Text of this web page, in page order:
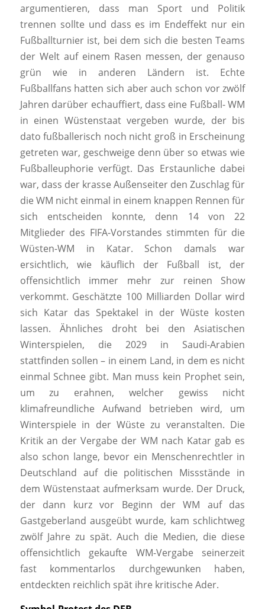
argumentieren, dass man Sport und Politik
trennen sollte und dass es im Endeffekt nur ein
Fußballturnier ist, bei dem sich die besten Teams
der Welt auf einem Rasen messen, der genauso
grün wie in anderen Ländern ist. Echte
Fußballfans hatten sich aber auch schon vor zwölf
Jahren darüber echauffiert, dass eine Fußball- WM
in einen Wüstenstaat vergeben wurde, der bis
dato fußballerisch noch nicht groß in Erscheinung
getreten war, geschweige denn über so etwas wie
Fußballeuphorie verfügt. Das Erstaunliche dabei
war, dass der krasse Außenseiter den Zuschlag für
die WM nicht einmal in einem knappen Rennen für
sich entscheiden konnte, denn 14 von 22
Mitglieder des FIFA-Vorstandes stimmten für die
Wüsten-WM in Katar. Schon damals war
ersichtlich, wie käuflich der Fußball ist, der
offensichtlich immer mehr zur reinen Show
verkommt. Geschätzte 100 Milliarden Dollar wird
sich Katar das Spektakel in der Wüste kosten
lassen. Ähnliches droht bei den Asiatischen
Winterspielen, die 2029 in Saudi-Arabien
stattfinden sollen – in einem Land, in dem es nicht
einmal Schnee gibt. Man muss kein Prophet sein,
um zu erahnen, welcher gewiss nicht
klimafreundliche Aufwand betrieben wird, um
Winterspiele in der Wüste zu veranstalten. Die
Kritik an der Vergabe der WM nach Katar gab es
also schon lange, bevor ein Menschenrechtler in
Deutschland auf die politischen Missstände in
dem Wüstenstaat aufmerksam wurde. Der Druck,
der dann kurz vor Beginn der WM auf das
Gastgeberland ausgeübt wurde, kam schlichtweg
zwölf Jahre zu spät. Auch die Medien, die diese
offensichtlich gekaufte WM-Vergabe seinerzeit
fast kommentarlos durchgewunken haben,
entdeckten reichlich spät ihre kritische Ader.